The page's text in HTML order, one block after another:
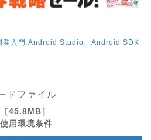
発入門 Android Studio、Android SDK
ドファイル
45.8MB］
用環境条件